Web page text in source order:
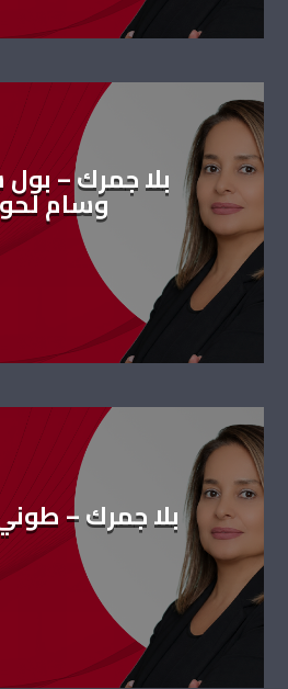
بلا جمرك –
وسام
بلا جمرك –